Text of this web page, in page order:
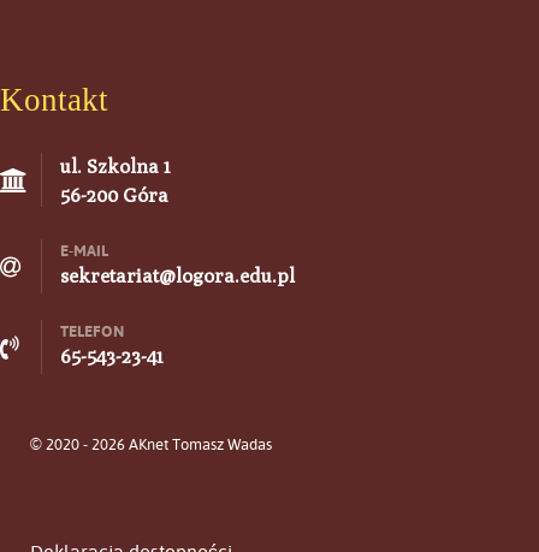
Kontakt
ul. Szkolna 1
56-200 Góra
E-MAIL
sekretariat@logora.edu.pl
TELEFON
65-543-23-41
© 2020 - 2026 AKnet Tomasz Wadas